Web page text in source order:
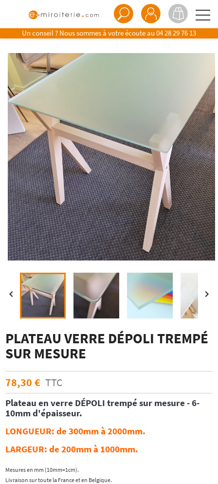
Un conseil ? Nous sommes à votre écoute au 04 28 29 76 13
 
PLATEAU VERRE DÉPOLI TREMPÉ
SUR MESURE
78,30 € TTC
Plateau en verre DÉPOLI trempé sur mesure -6-
10mm d'épaisseur.
LONGUEUR: de 300mm à 2000mm.
LARGEUR: de 200mm à 1000mm.
Mesures en mm (10mm=1cm).
Livraison sur toute la France et en Belgique.